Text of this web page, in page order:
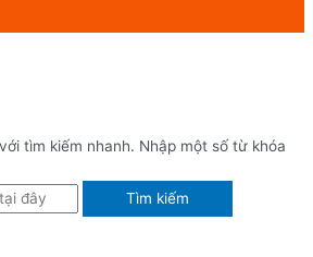
tìm kiếm nhanh. Nhập một số từ khóa
Tìm kiếm